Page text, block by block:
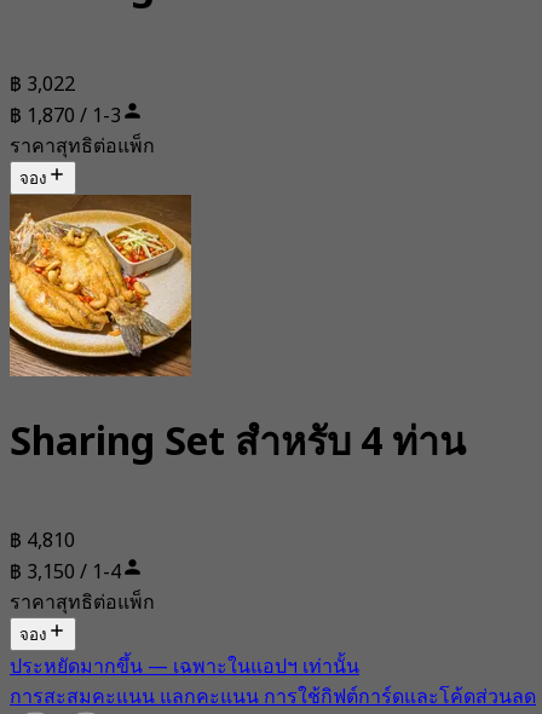
฿ 3,022
฿ 1,870 / 1-3
ราคาสุทธิต่อแพ็ก
จอง
Sharing Set สำหรับ 4 ท่าน
฿ 4,810
฿ 3,150 / 1-4
ราคาสุทธิต่อแพ็ก
จอง
ประหยัดมากขึ้น — เฉพาะในแอปฯ เท่านั้น
การสะสมคะแนน แลกคะแนน การใช้กิฟต์การ์ดและโค้ดส่วนลด